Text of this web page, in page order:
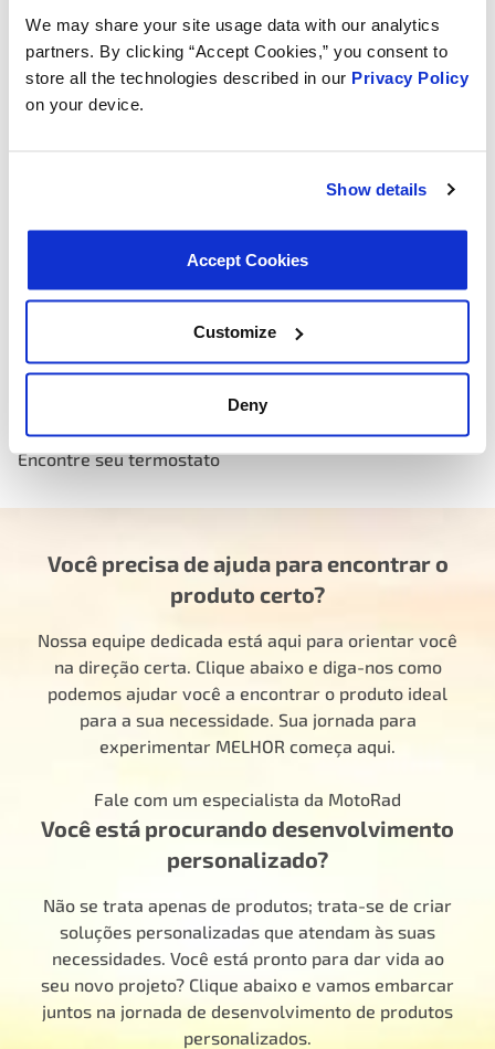
We may share your site usage data with our analytics
partners. By clicking “Accept Cookies,” you consent to
store all the technologies described in our Privacy Policy
on your device.
Show details
Accept Cookies
Customize
Deny
alto desempenho
Você pode usar nosso catálogo online de termostatos e
localizador de peças para intercâmbio de veículos e
fabricantes e códigos de fornecedores para encontrar o
termostato correto para o seu veículo.
Encontre seu termostato
Você precisa de ajuda para encontrar o
produto certo?
Nossa equipe dedicada está aqui para orientar você
na direção certa. Clique abaixo e diga-nos como
podemos ajudar você a encontrar o produto ideal
para a sua necessidade. Sua jornada para
experimentar MELHOR começa aqui.
Fale com um especialista da MotoRad
Você está procurando desenvolvimento
personalizado?
Não se trata apenas de produtos; trata-se de criar
soluções personalizadas que atendam às suas
necessidades. Você está pronto para dar vida ao
seu novo projeto? Clique abaixo e vamos embarcar
juntos na jornada de desenvolvimento de produtos
personalizados.